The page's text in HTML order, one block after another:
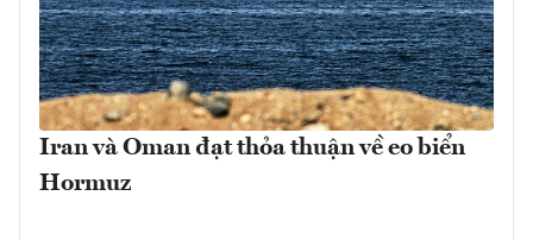
Iran và Oman đạt thỏa thuận về eo biển
Hormuz